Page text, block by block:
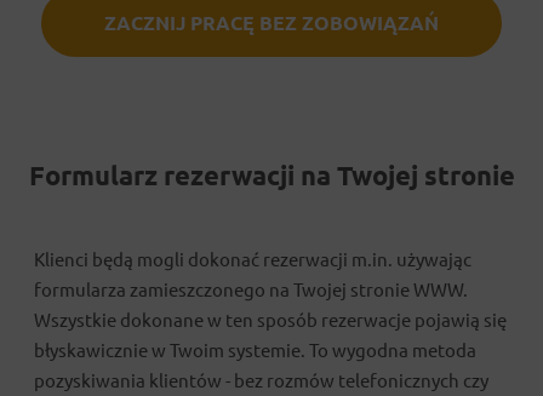
ZACZNIJ PRACĘ BEZ ZOBOWIĄZAŃ
Formularz rezerwacji na Twojej stronie
Klienci będą mogli dokonać rezerwacji m.in. używając
formularza zamieszczonego na Twojej stronie WWW.
Wszystkie dokonane w ten sposób rezerwacje pojawią się
błyskawicznie w Twoim systemie. To wygodna metoda
pozyskiwania klientów - bez rozmów telefonicznych czy